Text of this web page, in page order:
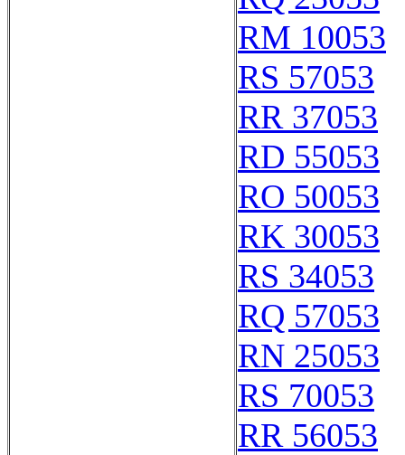
RM 10053
RS 57053
RR 37053
RD 55053
RO 50053
RK 30053
RS 34053
RQ 57053
RN 25053
RS 70053
RR 56053